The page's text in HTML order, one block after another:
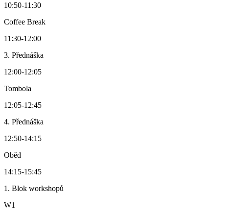
10:50-11:30
Coffee Break
11:30-12:00
3. Přednáška
12:00-12:05
Tombola
12:05-12:45
4. Přednáška
12:50-14:15
Oběd
14:15-15:45
1. Blok workshopů
W1